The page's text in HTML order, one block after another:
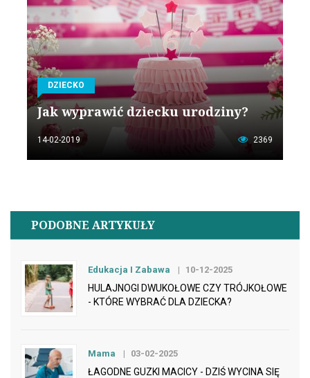
DZIECKO
Jak wyprawić dziecku urodziny?
14-02-2019 2369
PODOBNE ARTYKUŁY
Edukacja I Zabawa 10-12-2025
HULAJNOGI DWUKOŁOWE CZY TRÓJKOŁOWE
- KTÓRE WYBRAĆ DLA DZIECKA?
Mama 03-02-2025
ŁAGODNE GUZKI MACICY - DZIŚ WYCINA SIĘ